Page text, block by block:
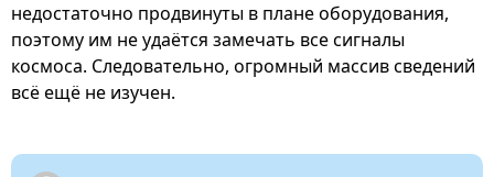
недостаточно продвинуты в плане оборудования,
поэтому им не удаётся замечать все сигналы
космоса. Следовательно, огромный массив сведений
всё ещё не изучен.